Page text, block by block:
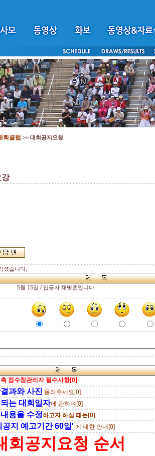
회클럽 >> 대회공지요청
강
셨습니다.
5월 15일 / 입금자 채병훈입니다.
접수창관리자 필수사항[0]
과와 사진 올려주세요[0]
는 대회일자에 관하여[0]
용을 수정하고자 하실 때는[0]
지 예고기간 60일' 에 대한 안내[0]
공지요청 순서